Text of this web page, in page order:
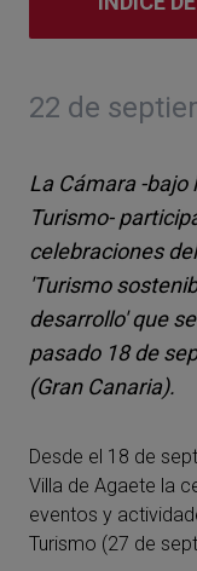
22 de
La Cámara -bajo
Turismo-
celebraciones
'Turismo
desarrollo' que
pasado 18 de
(Gran Canaria).
Desde el 18 de
Villa de Agaete la
eventos y
Turismo (27 de